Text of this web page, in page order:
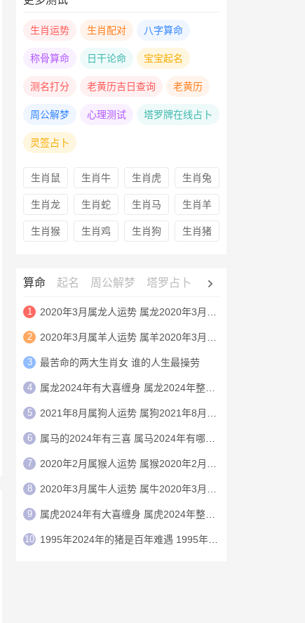
生肖运势 生肖配对 八字算命
称骨算命 日干论命 宝宝起名
测名打分 老黄历吉日查询 老黄历
周公解梦 心理测试 塔罗牌在线占卜
灵签占卜
生肖鼠 生肖牛 生肖虎 生肖兔
生肖龙 生肖蛇 生肖马 生肖羊
生肖猴 生肖鸡 生肖狗 生肖猪
算命 起名 周公解梦 塔罗占卜 心理测试
1 2020年3月属龙人运势 属龙2020年3月运程
2 2020年3月属羊人运势 属羊2020年3月运程
3 最苦命的两大生肖女 谁的人生最操劳
4 属龙2024年有大喜缠身 属龙2024年整体运势
5 2021年8月属狗人运势 属狗2021年8月运程
6 属马的2024年有三喜 属马2024年有哪三喜
7 2020年2月属猴人运势 属猴2020年2月运程
8 2020年3月属牛人运势 属牛2020年3月运程
9 属虎2024年有大喜缠身 属虎2024年整体运势
10 1995年2024年的猪是百年难遇 1995年2024年猪运势如何